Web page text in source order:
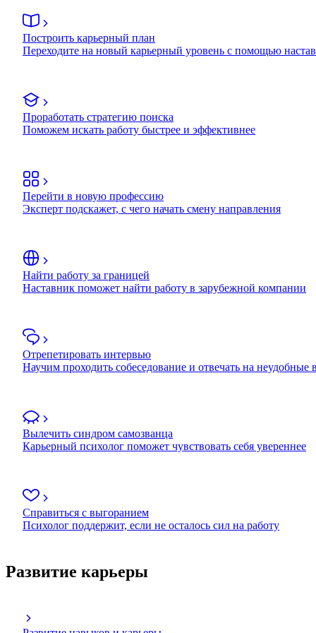
Построить карьерный план
Переходите на новый карьерный уровень с помощью
Проработать стратегию поиска
Поможем искать работу быстрее и эффективнее
Перейти в новую профессию
Эксперт подскажет, с чего начать смену направления
Найти работу за границей
Наставник поможет найти работу в зарубежной компании
Отрепетировать интервью
Научим проходить собеседование и отвечать на неудобные
Вылечить синдром самозванца
Карьерный психолог поможет чувствовать себя увереннее
Справиться с выгоранием
Психолог поддержит, если не осталось сил на работу
Развитие карьеры